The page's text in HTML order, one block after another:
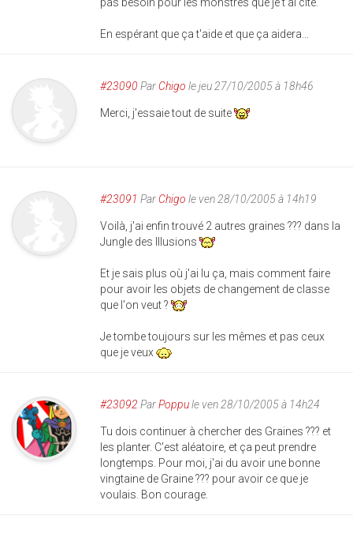
En espérant que ça t'aide et que ça aidera...
#23090 Par Chigo le jeu 27/10/2005 à 18h46
Merci, j'essaie tout de suite
#23091 Par Chigo le ven 28/10/2005 à 14h19
Voilà, j'ai enfin trouvé 2 autres graines ??? dans la
Jungle des Illusions
Et je sais plus où j'ai lu ça, mais comment faire
pour avoir les objets de changement de classe
que l'on veut ?
Je tombe toujours sur les mêmes et pas ceux
que je veux
#23092 ParPoppule ven 28/10/2005 à 14h24
Tu dois continuer à chercher des Graines ??? et
les planter. C'est aléatoire, et ça peut prendre
longtemps. Pour moi, j'ai du avoir une bonne
vingtaine de Graine ??? pour avoir ce que je
voulais. Bon courage.